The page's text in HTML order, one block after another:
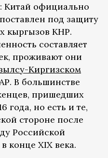
Китай официально
под защиту
кыргызов КНР.
составляет
проживают они
Киргизском
В большинстве
пришедших
года, но есть и те,
стороне после
Российской
конце XIX века.